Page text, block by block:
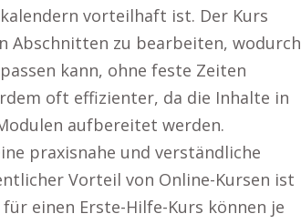
vorteilhaft ist. Der Kurs
Abschnitten zu bearbeiten, wodurch
kann, ohne feste Zeiten
oft effizienter, da die Inhalte in
aufbereitet werden.
praxisnahe und verständliche
Vorteil von Online-Kursen ist
einen Erste-Hilfe-Kurs können je